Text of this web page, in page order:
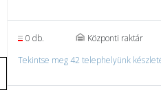
0 db. Központi raktár
Tekintse meg 42 telephelyünk